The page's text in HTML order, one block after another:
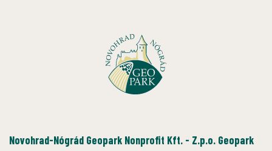
Novohrad-Nógrád Geopark Nonprofit Kft. - Z.p.o. Geopark